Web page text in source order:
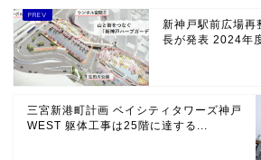
新神戸駅前広場再
長が発表 2024年
三宮新港町計画 ベイシティタワーズ神戸
WEST 躯体工事は25階に達する...